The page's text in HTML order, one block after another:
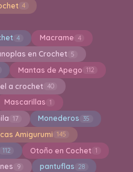
4
4 Macrame 4
en Crochet 5
Mantas de Apego 112
a crochet 40
Mascarillas 1
17 Monederos 35
Amigurumi 145
112 Otoño en Cochet 1
9 pantuflas 28